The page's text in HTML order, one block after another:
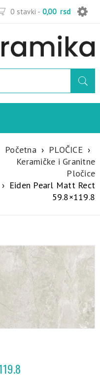
0 stavki - 0,00 rsd
Početna › PLOČICE ›
Keramičke i Granitne
Pločice
› Eiden Pearl Matt Rect
59.8×119.8